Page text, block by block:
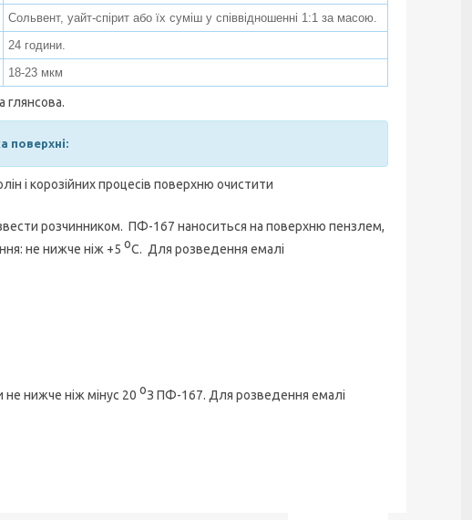
Сольвент, уайт-спірит або їх суміш у співвідношенні 1:1 за масою.
24 години.
18-23 мкм
глянсова.
поверхні:
і корозійних процесів поверхню очистити
розчинником. ПФ-167 наноситься на поверхню пензлем,
не нижче ніж +5 оС. Для розведення емалі
не нижче ніж мінус 20 оЗ ПФ-167. Для розведення емалі